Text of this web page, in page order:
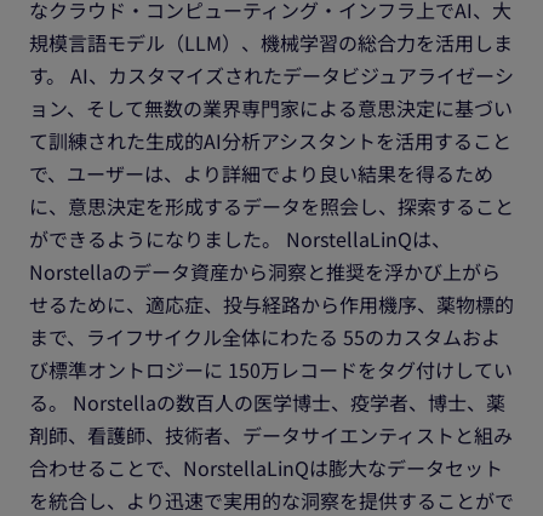
なクラウド・コンピューティング・インフラ上でAI、大
規模言語モデル（LLM）、機械学習の総合力を活用しま
す。 AI、カスタマイズされたデータビジュアライゼーシ
ョン、そして無数の業界専門家による意思決定に基づい
て訓練された生成的AI分析アシスタントを活用すること
で、ユーザーは、より詳細でより良い結果を得るため
に、意思決定を形成するデータを照会し、探索すること
ができるようになりました。 NorstellaLinQは、
Norstellaのデータ資産から洞察と推奨を浮かび上がら
せるために、適応症、投与経路から作用機序、薬物標的
まで、ライフサイクル全体にわたる 55のカスタムおよ
び標準オントロジーに 150万レコードをタグ付けしてい
る。 Norstellaの数百人の医学博士、疫学者、博士、薬
剤師、看護師、技術者、データサイエンティストと組み
合わせることで、NorstellaLinQは膨大なデータセット
を統合し、より迅速で実用的な洞察を提供することがで